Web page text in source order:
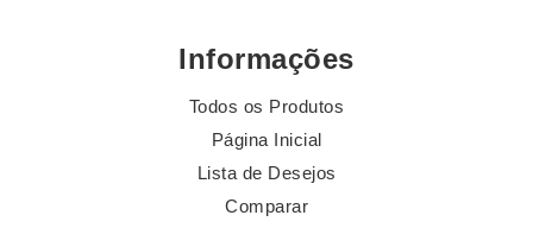
Informações
Todos os Produtos
Página Inicial
Lista de Desejos
Comparar